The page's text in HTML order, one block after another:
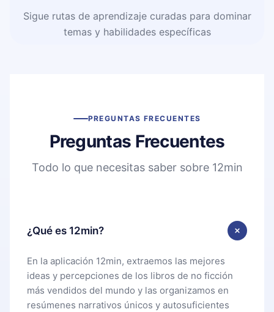
Sigue rutas de aprendizaje curadas para dominar
temas y habilidades específicas
PREGUNTAS FRECUENTES
Preguntas Frecuentes
Todo lo que necesitas saber sobre 12min
¿Qué es 12min?
En la aplicación 12min, extraemos las mejores
ideas y percepciones de los libros de no ficción
más vendidos del mundo y las organizamos en
resúmenes narrativos únicos y autosuficientes